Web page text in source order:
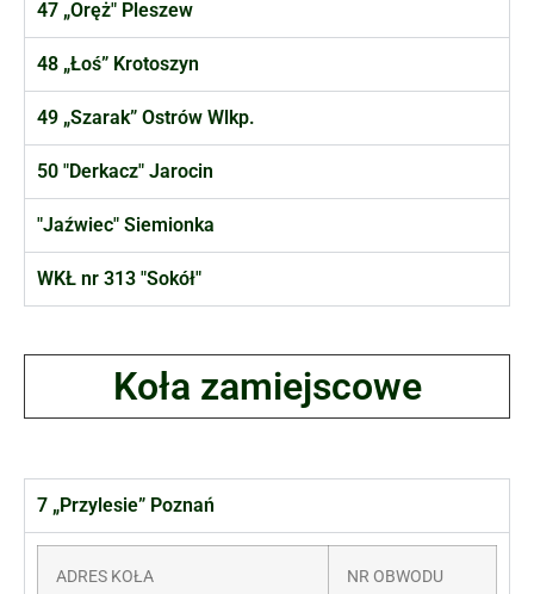
47 „Oręż" Pleszew
48 „Łoś” Krotoszyn
49 „Szarak” Ostrów Wlkp.
50 "Derkacz" Jarocin
"Jaźwiec" Siemionka
WKŁ nr 313 "Sokół"
Koła zamiejscowe
7 „Przylesie” Poznań
ADRES KOŁA NR OBWODU